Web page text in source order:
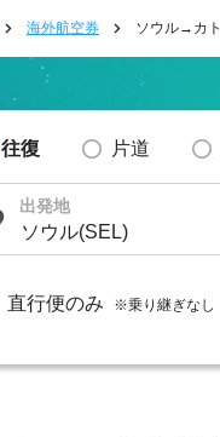
海外航空券 ソウル→カ
往復 片道
出発地
直行便のみ ※乗り継ぎなし